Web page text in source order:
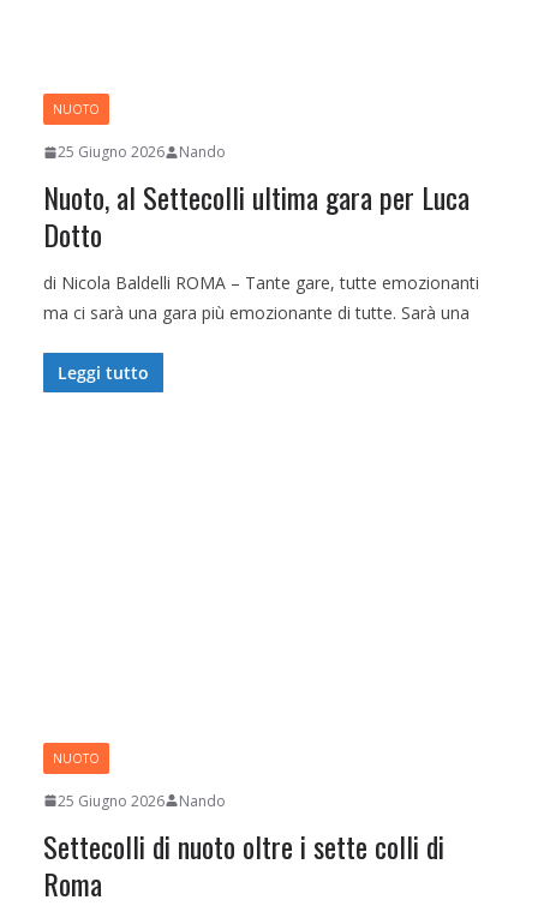
NUOTO
25 Giugno 2026 Nando
Nuoto, al Settecolli ultima gara per Luca
Dotto
di Nicola Baldelli ROMA – Tante gare, tutte emozionanti
ma ci sarà una gara più emozionante di tutte. Sarà una
Leggi tutto
NUOTO
25 Giugno 2026 Nando
Settecolli di nuoto oltre i sette colli di
Roma